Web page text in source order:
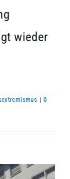
wieder
| 0